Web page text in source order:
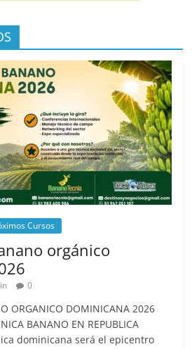
Cursos
orgánico
0
ORGANICO DOMINICANA 2026
BANANO EN REPUBLICA
dominicana será el epicentro